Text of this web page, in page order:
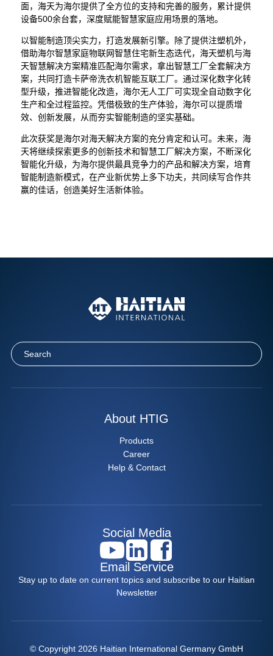
面，海天为海尔提供了全方位的支持和完善的服务，累计提供
设备500余台套，深度赋能智慧家庭应用场景的落地。
以智能制造顶尖实力，打造发展新引擎。除了提供注塑机外，
借助海尔智慧家庭物联网智慧住宅新生态迭代，海天塑机与海
天智慧解决方案精准匹配海尔需求，拿出智慧工厂全套解决方
案，共同打造卡萨帝洗衣机智能互联工厂。通过深化数字化转
型升级，推进智能化改造，海尔无人工厂可实现全自动数字化
生产和全过程监控。凭借极致的生产体验，海尔可以提质增
效、创新发展，从而夯实智能制造的坚实基础。
此次获奖是海尔对海天解决方案的充分肯定和认可。未来，海
天将继续探索更多的创新技术和智慧工厂解决方案，不断深化
智能化升级，为海尔提供最具竞争力的产品和解决方案，培育
智能制造新模式，在产业新优势上多下功夫，共同续写合作共
赢的佳话，创造美好生活新体验。
About HTIG
Products
Career
Help & Contact
Social Media
Email Service
Stay up to date on current topics and subscribe to our Haitian
Newsletter
© Copyright 2026 Haitian International Germany GmbH